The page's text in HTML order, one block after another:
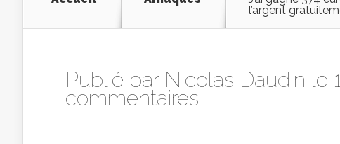
l’argent
Publié par Nicolas Daudin le
commentaires